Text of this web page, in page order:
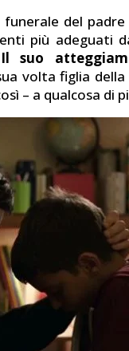
del
più adeguati
Il suo
volta figlia
– a qualcosa di